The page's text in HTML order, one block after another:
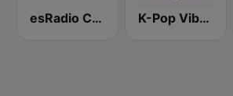
esRadio Castilla y Leon K-Pop Vibes